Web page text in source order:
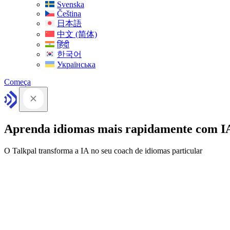
Svenska
Čeština
日本語
中文 (简体)
हिंदी
한국어
Українська
Começa
Aprenda idiomas mais rapidamente com
O Talkpal transforma a IA no seu coach de idiomas particular